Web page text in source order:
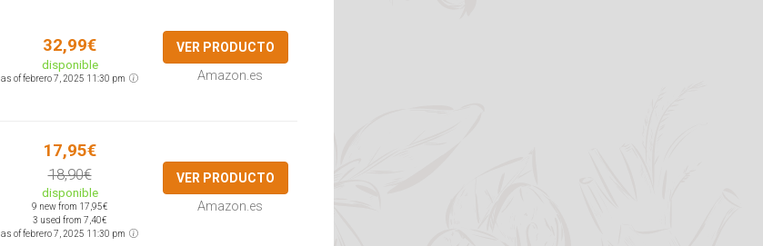
32,99€
disponible
as of febrero 7, 2025 11:30 pm
VER PRODUCTO
Amazon.es
17,95€
18,90€
disponible
9 new from 17,95€
3 used from 7,40€
as of febrero 7, 2025 11:30 pm
VER PRODUCTO
Amazon.es